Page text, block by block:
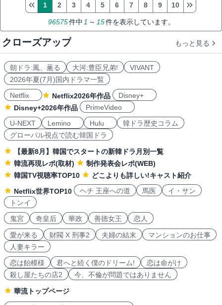
96575件中 1 ～ 15件を表示しています。
1 2 3 4 5 6 7 8 9 10
クローズアップ もっと見る
朝ドラ:風、薫る 大河:豊臣兄弟!
VIVANT
2026年夏(7月)国内ドラマ一覧
Netflix
Netflix2026年作品
Disney+
Disney+2026年作品
PrimeVideo
U-NEXT
Lemino Hulu
韓ドラ歴史コラム
グローバル視点で読む韓国ドラ
【最新8月】韓国でスタートの新韓ドラ月別一覧
韓流再現レポ(取材)
制作発表会レポ(WEB)
韓国TV視聴率TOP10
どこよりも詳しい!キャスト紹介
Netflix世界TOP10
ヘチ 王座への道 馬医
イ・サン
トンイ
鬼宮
奇皇后 華政 善徳女王 恋人
愛が来る 財閥 X 刑事2 夫婦の結末
マンションのお仕事
人妻キラー
恋は飴模様
君へと続く僕のドリーム!
恋は命がけ
殺し屋たちの店2
今、不倫が問題ではありません
華流トップページ